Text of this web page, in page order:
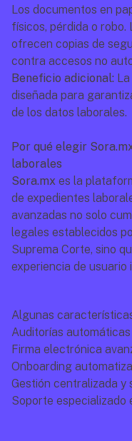
Los documentos en
físicos, pérdida o robo.
ofrecen copias de
contra accesos no
Beneficio adicional:
diseñada para
de los datos laborales.
Por qué elegir
laborales
Sora.mx es la
de expedientes
avanzadas no solo
legales establecidos
Suprema Corte, sino
experiencia de
Algunas
Auditorías
Firma electrónica
Onboarding
Gestión centralizada y
Soporte especializado